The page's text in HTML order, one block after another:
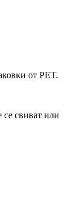
от PET.
свиват или